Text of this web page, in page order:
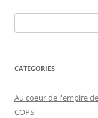
for:
CATEGORIES
Au coeur de l'empire
COPS